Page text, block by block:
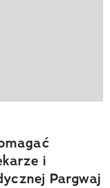
i
Pargwaj